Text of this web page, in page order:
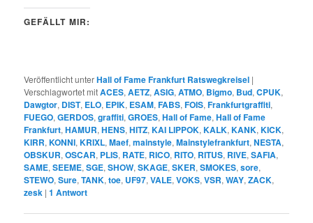
GEFÄLLT MIR:
Veröffentlicht unterHall of Fame Frankfurt Ratswegkreisel |
Verschlagwortet mitACES,AETZ,ASIG,ATMO, Bigmo, Bud,CPUK,
Dawgtor, DIST, ELO, EPIK, ESAM,FABS,FOIS,Frankfurtgraffiti,
FUEGO,GERDOS,graffiti,GROES,Hall of Fame,Hall of Fame
Frankfurt,HAMUR,HENS,HITZ,KAI LIPPOK,KALK,KANK,KICK,
KIRR,KONNI,KRIXL,Maef,mainstyle,Mainstylefrankfurt,NESTA,
OBSKUR,OSCAR, PLIS, RATE, RICO, RITO, RITUS, RIVE,SAFIA,
SAME,SEEME,SGE,SHOW,SKAGE,SKER,SMOKES,sore,
STEWO,Sure,TANK,toe, UF97,VALE,VOKS,VSR,WAY,ZACK,
zesk |1 Antwort